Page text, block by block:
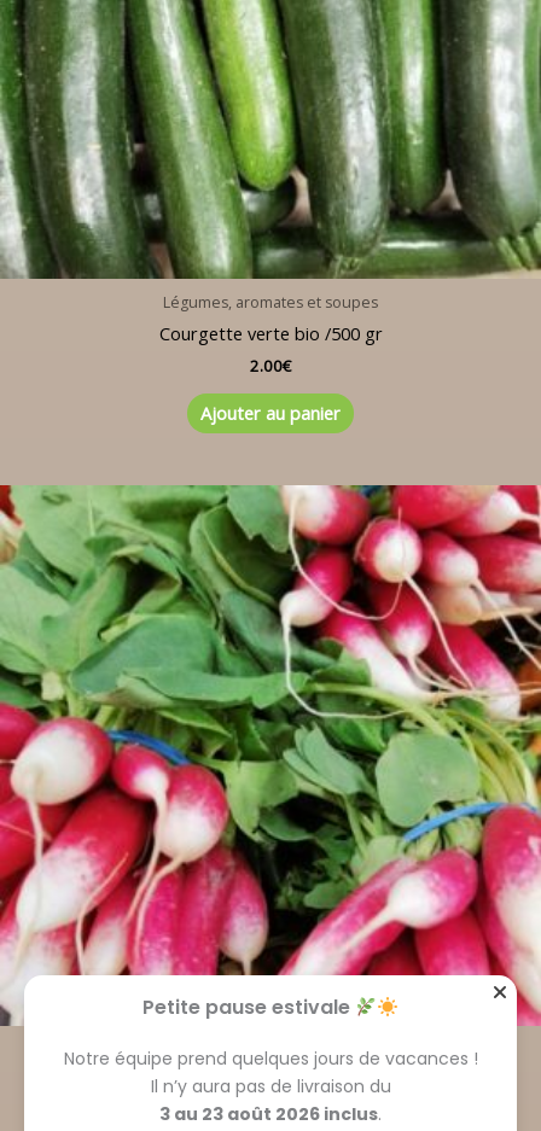
Légumes, aromates et soupes
Courgette verte bio /500 gr
2.00€
Ajouter au panier
Légumes, aromates et soupes
Botte de Radis long rose bio/pièce
2.90€
Petite pause estivale
Notre équipe prend quelques jours de vacances !
Il n’y aura pas de livraison du
3 au 23 août 2026 inclus.